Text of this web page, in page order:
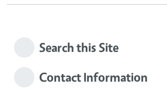
Search this Site
Contact Information